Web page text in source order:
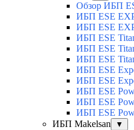
Обзор ИБП
ИБП ESE
ИБП ESE
ИБП ESE
ИБП ESE
ИБП ESE
ИБП ESE
ИБП ESE
ИБП ESE
ИБП ESE
ИБП ESE
ИБП Makelsan
▼